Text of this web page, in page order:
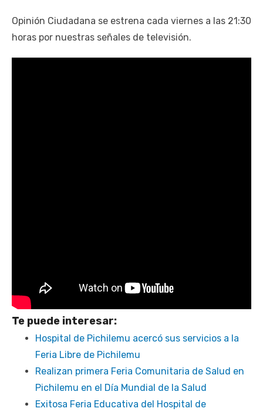
Opinión Ciudadana se estrena cada viernes a las 21:30
horas por nuestras señales de televisión.
Te puede interesar:
Hospital de Pichilemu acercó sus servicios a la
Feria Libre de Pichilemu
Realizan primera Feria Comunitaria de Salud en
Pichilemu en el Día Mundial de la Salud
Exitosa Feria Educativa del Hospital de